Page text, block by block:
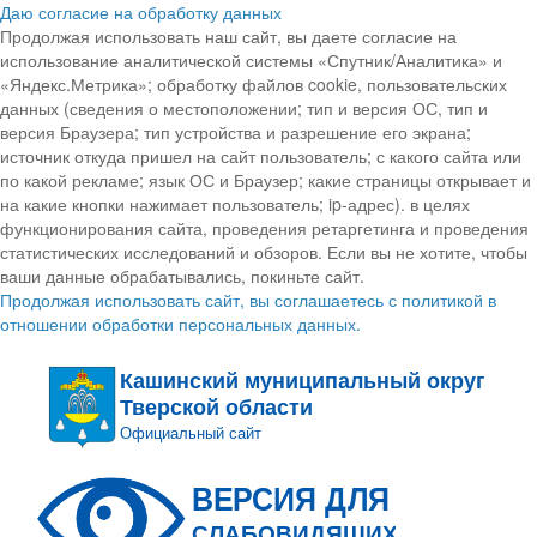
Даю согласие на обработку данных
Продолжая использовать наш сайт, вы даете согласие на
использование аналитической системы «Спутник/Аналитика» и
«Яндекс.Метрика»; обработку файлов cookie, пользовательских
данных (сведения о местоположении; тип и версия ОС, тип и
версия Браузера; тип устройства и разрешение его экрана;
источник откуда пришел на сайт пользователь; с какого сайта или
по какой рекламе; язык ОС и Браузер; какие страницы открывает и
на какие кнопки нажимает пользователь; ip-адрес). в целях
функционирования сайта, проведения ретаргетинга и проведения
статистических исследований и обзоров. Если вы не хотите, чтобы
ваши данные обрабатывались, покиньте сайт.
Продолжая использовать сайт, вы соглашаетесь с политикой в
отношении обработки персональных данных.